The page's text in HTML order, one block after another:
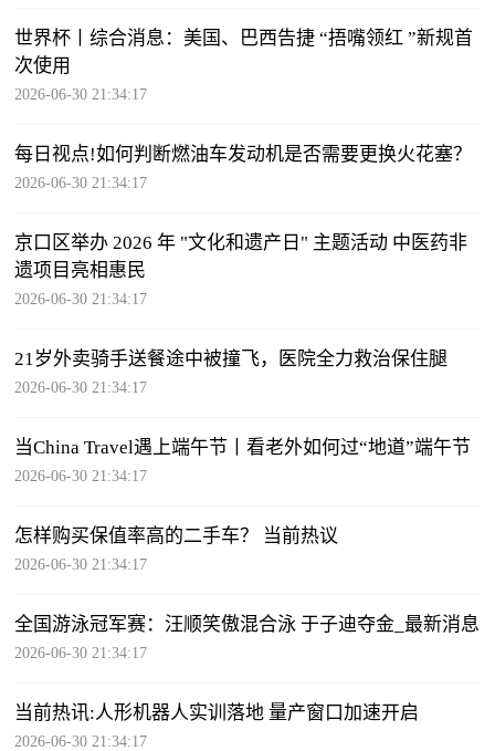
世界杯丨综合消息：美国、巴西告捷 “捂嘴领红 ”新规首
次使用
2026-06-30 21:34:17
每日视点!如何判断燃油车发动机是否需要更换火花塞？
2026-06-30 21:34:17
京口区举办 2026 年 "文化和遗产日" 主题活动 中医药非
遗项目亮相惠民
2026-06-30 21:34:17
21岁外卖骑手送餐途中被撞飞，医院全力救治保住腿
2026-06-30 21:34:17
当China Travel遇上端午节丨看老外如何过“地道”端午节
2026-06-30 21:34:17
怎样购买保值率高的二手车？ 当前热议
2026-06-30 21:34:17
全国游泳冠军赛：汪顺笑傲混合泳 于子迪夺金_最新消息
2026-06-30 21:34:17
当前热讯:人形机器人实训落地 量产窗口加速开启
2026-06-30 21:34:17